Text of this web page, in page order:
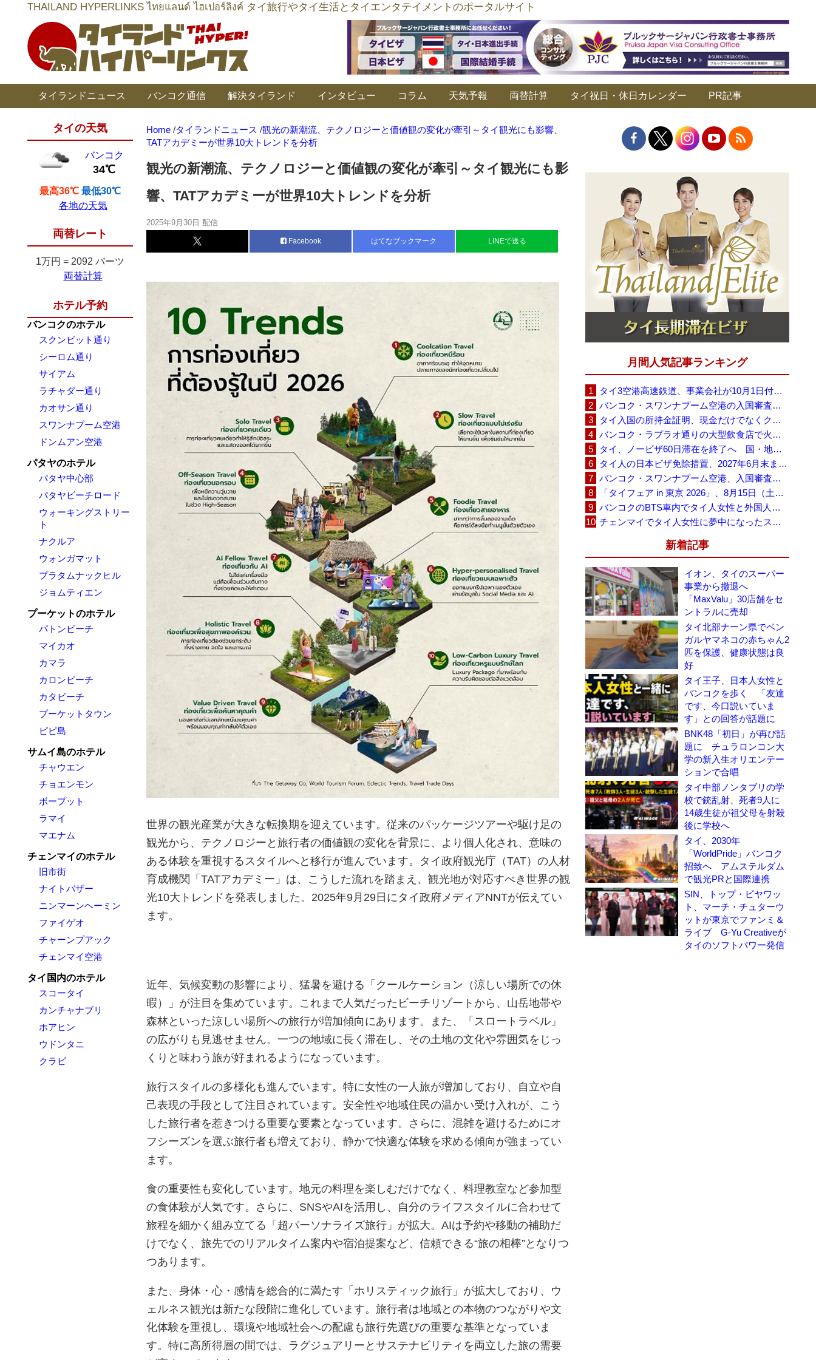
THAILAND HYPERLINKS ไทยแลนด์ ไฮเปอร์ลิงค์ タイ旅行やタイ生活とタイエンタテイメントのポータルサイト
タイランドニュース バンコク通信 解決タイランド インタビュー コラム 天気予報 両替計算 タイ祝日・休日カレンダー PR記事
タイの天気
バンコク
34℃
最高36℃ 最低30℃
各地の天気
両替レート
1万円 = 2092 バーツ
両替計算
ホテル予約
バンコクのホテル
スクンビット通り
シーロム通り
サイアム
ラチャダー通り
カオサン通り
スワンナプーム空港
ドンムアン空港
パタヤのホテル
パタヤ中心部
パタヤビーチロード
ウォーキングストリー
ト
ナクルア
ウォンガマット
プラタムナックヒル
ジョムティエン
プーケットのホテル
パトンビーチ
マイカオ
カマラ
カロンビーチ
カタビーチ
プーケットタウン
ピピ島
サムイ島のホテル
チャウエン
チョエンモン
ボープット
ラマイ
マエナム
チェンマイのホテル
旧市街
ナイトバザー
ニンマーンヘーミン
ファイゲオ
チャーンプアック
チェンマイ空港
タイ国内のホテル
スコータイ
カンチャナブリ
ホアヒン
ウドンタニ
クラビ
Home /タイランドニュース /観光の新潮流、テクノロジーと価値観の変化が牽引～タイ観光にも影響、
TATアカデミーが世界10大トレンドを分析
観光の新潮流、テクノロジーと価値観の変化が牽引～タイ観光にも影
響、TATアカデミーが世界10大トレンドを分析
2025年9月30日 配信
Facebook はてなブックマーク LINEで送る
世界の観光産業が大きな転換期を迎えています。従来のパッケージツアーや駆け足の
観光から、テクノロジーと旅行者の価値観の変化を背景に、より個人化され、意味の
ある体験を重視するスタイルへと移行が進んでいます。タイ政府観光庁（TAT）の人材
育成機関「TATアカデミー」は、こうした流れを踏まえ、観光地が対応すべき世界の観
光10大トレンドを発表しました。2025年9月29日にタイ政府メディアNNTが伝えてい
ます。
近年、気候変動の影響により、猛暑を避ける「クールケーション（涼しい場所での休
暇）」が注目を集めています。これまで人気だったビーチリゾートから、山岳地帯や
森林といった涼しい場所への旅行が増加傾向にあります。また、「スロートラベル」
の広がりも見逃せません。一つの地域に長く滞在し、その土地の文化や雰囲気をじっ
くりと味わう旅が好まれるようになっています。
旅行スタイルの多様化も進んでいます。特に女性の一人旅が増加しており、自立や自
己表現の手段として注目されています。安全性や地域住民の温かい受け入れが、こう
した旅行者を惹きつける重要な要素となっています。さらに、混雑を避けるためにオ
フシーズンを選ぶ旅行者も増えており、静かで快適な体験を求める傾向が強まってい
ます。
食の重要性も変化しています。地元の料理を楽しむだけでなく、料理教室など参加型
の食体験が人気です。さらに、SNSやAIを活用し、自分のライフスタイルに合わせて
旅程を細かく組み立てる「超パーソナライズ旅行」が拡大。AIは予約や移動の補助だ
けでなく、旅先でのリアルタイム案内や宿泊提案など、信頼できる“旅の相棒”となりつ
つあります。
また、身体・心・感情を総合的に満たす「ホリスティック旅行」が拡大しており、ウ
ェルネス観光は新たな段階に進化しています。旅行者は地域との本物のつながりや文
化体験を重視し、環境や地域社会への配慮も旅行先選びの重要な基準となっていま
す。特に高所得層の間では、ラグジュアリーとサステナビリティを両立した旅の需要
月間人気記事ランキング
タイ3空港高速鉄道、事業会社が10月1日付の契約終了を通知 「現時点での撤退決定ではない」
バンコク・スワンナプーム空港の入国審査に長蛇の列、SNSで「3～4時間待ち」との投稿が拡散
タイ入国の所持金証明、現金だけでなくクレジットカードや銀行明細も提示可能
バンコク・ラプラオ通りの大型飲食店で火災、27人死亡・多数負傷
タイ、ノービザ60日滞在を終了へ 国・地域別に30日・15日へ再編
タイ人の日本ビザ免除措置、2027年6月末まで延長 不安広がる中でひとまず安堵
バンコク・スワンナプーム空港、入国審査で2～3時間待ちの時間帯も 審査厳格化と人員不足が影響か
「タイフェア in 東京 2026」、8月15日（土）・16日（日）に代々木公園で開催
バンコクのBTS車内でタイ人女性と外国人学生グループが口論、騒音めぐる動画が拡散
チェンマイでタイ人女性に夢中になったスウェーデン人男性、全財産を失い捨てられる
新着記事
イオン、タイのスーパー
事業から撤退へ
「MaxValu」30店舗をセ
ントラルに売却
タイ北部ナーン県でベン
ガルヤマネコの赤ちゃん2
匹を保護、健康状態は良
好
タイ王子、日本人女性と
バンコクを歩く 「友達
です、今口説いていま
す」との回答が話題に
BNK48「初日」が再び話
題に チュラロンコン大
学の新入生オリエンテー
ションで合唱
タイ中部ノンタブリの学
校で銃乱射、死者9人に
14歳生徒が祖父母を射殺
後に学校へ
タイ、2030年
「WorldPride」バンコク
招致へ アムステルダム
で観光PRと国際連携
SIN、トップ・ピヤワッ
ト、マーチ・チュターウ
ットが東京でファンミ＆
ライブ G-Yu Creativeが
タイのソフトパワー発信